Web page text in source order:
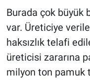
Burada çok büyük
var. Üreticiye
haksızlık telafi
üreticisi zararına
milyon ton pamuk